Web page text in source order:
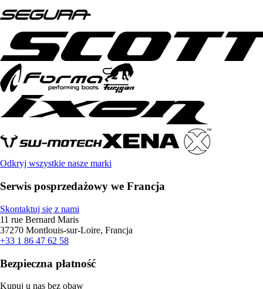
Odkryj wszystkie nasze marki
Serwis posprzedażowy we Francja
Skontaktuj się z nami
11 rue Bernard Maris
37270 Montlouis-sur-Loire, Francja
+33 1 86 47 62 58
Bezpieczna płatność
Kupuj u nas bez obaw